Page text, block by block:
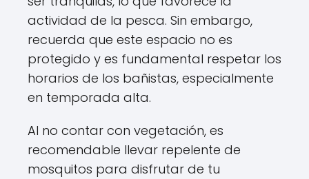
actividad de la pesca. Sin embargo,
recuerda que este espacio no es
protegido y es fundamental respetar los
horarios de los bañistas, especialmente
en temporada alta.
Al no contar con vegetación, es
recomendable llevar repelente de
mosquitos para disfrutar de tu